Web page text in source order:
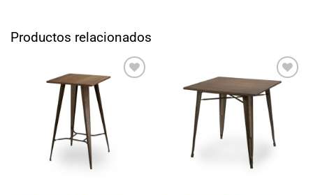
Productos relacionados
Añadir
deseos